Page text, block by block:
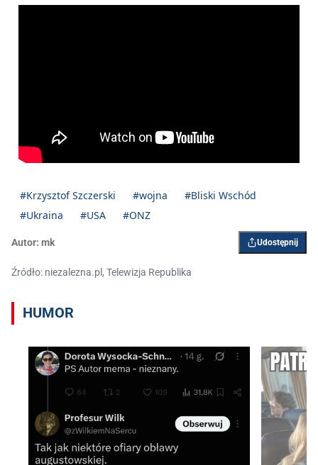
#Krzysztof Szczerski #wojna
#Bliski Wschód
#Ukraina
#USA #ONZ
Autor: mk Udostępnij
Źródło: niezalezna.pl, Telewizja Republika
HUMOR